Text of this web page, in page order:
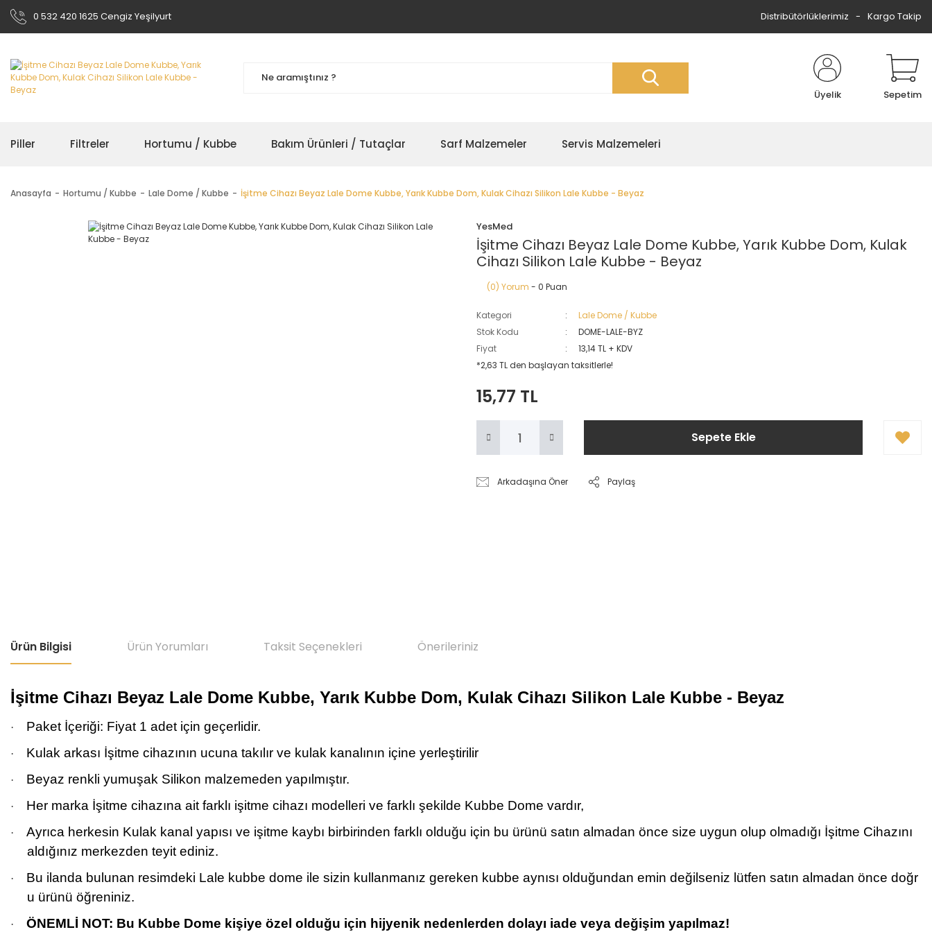
0 532 420 1625 Cengiz Yeşilyurt Distribütörlüklerimiz Kargo Takip
Üyelik Sepetim
Piller Filtreler Hortumu / Kubbe Bakım Ürünleri / Tutaçlar Sarf Malzemeler Servis Malzemeleri
Anasayfa Hortumu / Kubbe Lale Dome / Kubbe İşitme Cihazı Beyaz Lale Dome Kubbe, Yarık Kubbe Dom, Kulak Cihazı Silikon Lale Kubbe - Beyaz
YesMed
İşitme Cihazı Beyaz Lale Dome Kubbe, Yarık Kubbe Dom, Kulak
Cihazı Silikon Lale Kubbe - Beyaz
(0) Yorum - 0 Puan
Kategori
Lale Dome / Kubbe
Stok Kodu
DOME-LALE-BYZ
Fiyat
13,14 TL + KDV
*2,63 TL den başlayan taksitlerle!
15,77 TL
Sepete Ekle
Arkadaşına Öner Paylaş
Ürün Bilgisi Ürün Yorumları Taksit Seçenekleri Önerileriniz
İşitme Cihazı Beyaz Lale Dome Kubbe, Yarık Kubbe Dom, Kulak Cihazı Silikon Lale Kubbe - Beyaz
· Paket İçeriği: Fiyat 1 adet için geçerlidir.
· Kulak arkası İşitme cihazının ucuna takılır ve kulak kanalının içine yerleştirilir
· Beyaz renkli yumuşak Silikon malzemeden yapılmıştır.
· Her marka İşitme cihazına ait farklı işitme cihazı modelleri ve farklı şekilde Kubbe Dome vardır,
·
Ayrıca herkesin Kulak kanal yapısı ve işitme kaybı birbirinden farklı olduğu için bu ürünü satın almadan önce size uygun olup olmadığı İşitme Cihazını
aldığınız merkezden teyit ediniz.
·
Bu ilanda bulunan resimdeki Lale kubbe dome ile sizin kullanmanız gereken kubbe aynısı olduğundan emin değilseniz lütfen satın almadan önce doğr
u ürünü öğreniniz.
· ÖNEMLİ NOT: Bu Kubbe Dome kişiye özel olduğu için hijyenik nedenlerden dolayı iade veya değişim yapılmaz!